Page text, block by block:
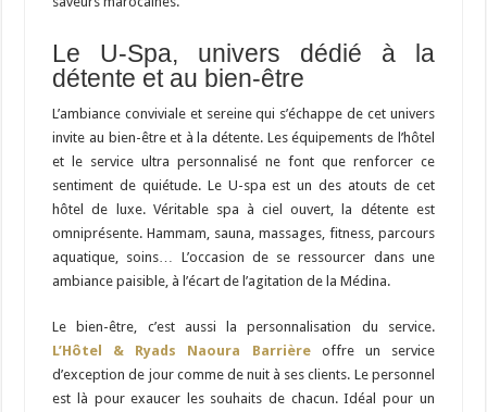
Le U-Spa, univers dédié à la
détente et au bien-être
L’ambiance conviviale et sereine qui s’échappe de cet univers
invite au bien-être et à la détente. Les équipements de l’hôtel
et le service ultra personnalisé ne font que renforcer ce
sentiment de quiétude. Le U-spa est un des atouts de cet
hôtel de luxe. Véritable spa à ciel ouvert, la détente est
omniprésente. Hammam, sauna, massages, fitness, parcours
aquatique, soins… L’occasion de se ressourcer dans une
ambiance paisible, à l’écart de l’agitation de la Médina.
Le bien-être, c’est aussi la personnalisation du service.
L’Hôtel & Ryads Naoura Barrière
offre un service
d’exception de jour comme de nuit à ses clients. Le personnel
est là pour exaucer les souhaits de chacun. Idéal pour un